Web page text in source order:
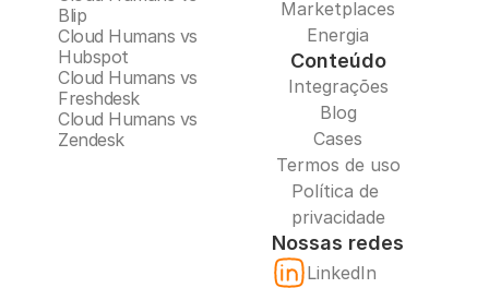
Blip
Cloud Humans vs
Hubspot
Cloud Humans vs
Freshdesk
Cloud Humans vs
Zendesk
Marketplaces
Energia
Conteúdo
Integrações
Blog
Cases
Termos de uso
Política de
privacidade
Nossas redes
LinkedIn